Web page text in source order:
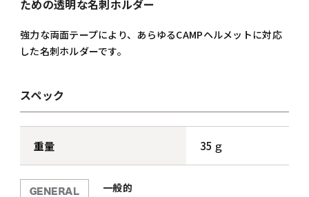
ための透明な名刺ホルダー
強力な両面テープにより、あらゆるCAMPヘルメットに対応
した名刺ホルダーです。
スペック
重量 35ｇ
一般的